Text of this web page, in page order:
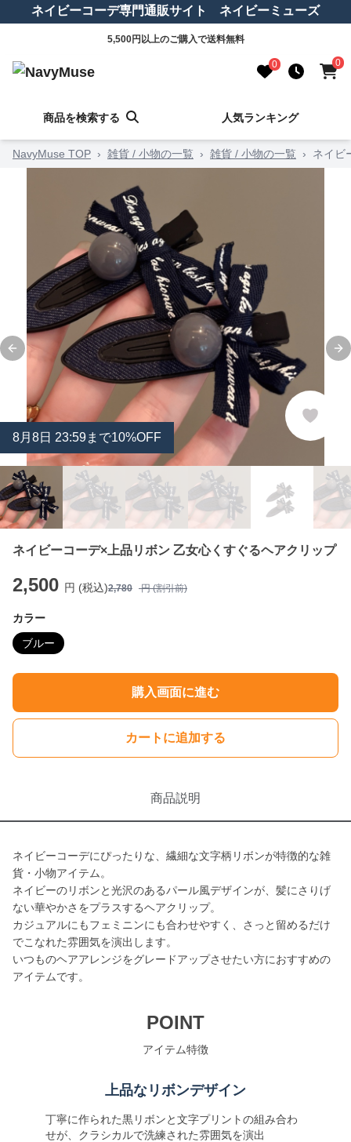
ネイビーコーデ専門通販サイト ネイビーミューズ
5,500円以上のご購入で送料無料
0 0
商品を検索する 人気ランキング
NavyMuse TOP › 雑貨 / 小物の一覧 › 雑貨 / 小物の一覧 › ネイビ
Previous slide
8月 8日 23:59まで10%OFF
ネイビーコーデ×上品リボン 乙女心くすぐるヘアクリップ
2,500 円 (税込)2,780 円 (割引前)
カラー
ブルー
購入画面に進む
カートに追加する
商品説明
ネイビーコーデにぴったりな、繊細な文字柄リボンが特徴的な雑
貨・小物アイテム。
ネイビーのリボンと光沢のあるパール風デザインが、髪にさりげ
ない華やかさをプラスするヘアクリップ。
カジュアルにもフェミニンにも合わせやすく、さっと留めるだけ
でこなれた雰囲気を演出します。
いつものヘアアレンジをグレードアップさせたい方におすすめの
アイテムです。
POINT
アイテム特徴
上品なリボンデザイン
丁寧に作られた黒リボンと文字プリントの組み合わ
せが、クラシカルで洗練された雰囲気を演出